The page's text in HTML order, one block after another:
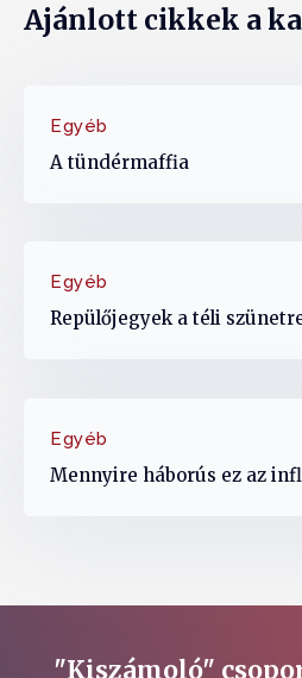
Ajánlott cikkek a
Egyéb
A tündérmaffia
Egyéb
Repülőjegyek a téli
Egyéb
Mennyire háborús ez az
"Kiszámoló"